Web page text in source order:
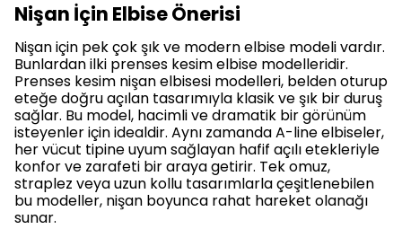
Nişan İçin Elbise Önerisi
Nişan için pek çok şık ve modern elbise modeli vardır.
Bunlardan ilki prenses kesim elbise modelleridir.
Prenses kesim nişan elbisesi modelleri, belden oturup
eteğe doğru açılan tasarımıyla klasik ve şık bir duruş
sağlar. Bu model, hacimli ve dramatik bir görünüm
isteyenler için idealdir. Aynı zamanda A-line elbiseler,
her vücut tipine uyum sağlayan hafif açılı etekleriyle
konfor ve zarafeti bir araya getirir. Tek omuz,
straplez veya uzun kollu tasarımlarla çeşitlenebilen
bu modeller, nişan boyunca rahat hareket olanağı
sunar.